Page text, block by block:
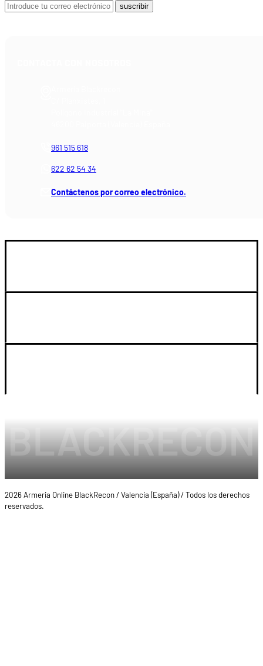
suscribir
961 515 618
622 62 54 34
Contáctenos por correo electrónico.
2026 Armeria Online BlackRecon / Valencia (España) / Todos los derechos
reservados.